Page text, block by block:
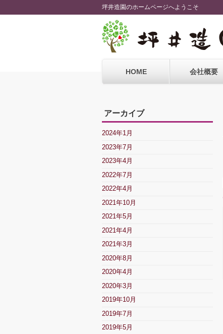
坪井造園のホームページへようこそ
HOME 会社概要
アーカイブ
2024年1月
2023年7月
2023年4月
2022年7月
2022年4月
2021年10月
2021年5月
2021年4月
2021年3月
2020年8月
2020年4月
2020年3月
2019年10月
2019年7月
2019年5月